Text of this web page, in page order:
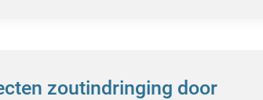
zoutindringing door